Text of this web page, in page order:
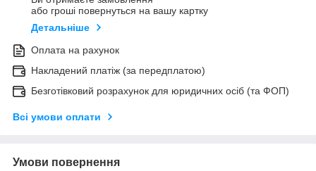
або гроші повернуться на вашу картку
Детальніше
Оплата на рахунок
Накладений платіж (за передплатою)
Безготівковий розрахунок для юридичних осіб (та ФОП)
Всі умови оплати
Умови повернення